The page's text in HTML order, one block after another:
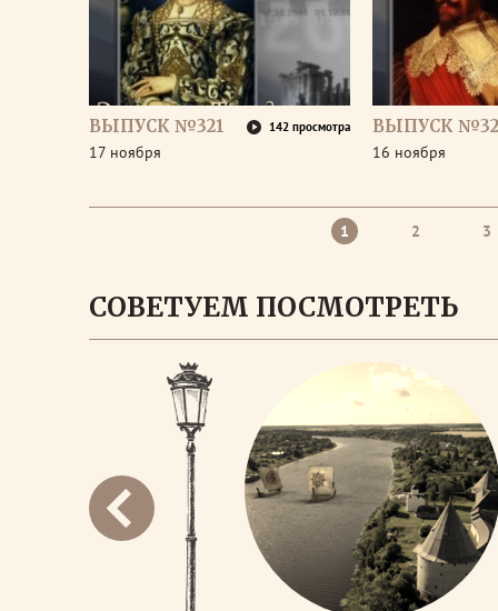
ВЫПУСК №321 142 просмотра
17 ноября
ВЫПУСК
16 ноября
1 2 3
СОВЕТУЕМ ПОСМОТРЕТЬ